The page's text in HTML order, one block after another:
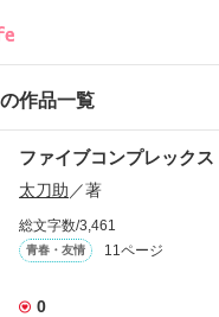
作品一覧
ファイブコンプレックス
太刀助 ／著
総文字数/3,461
青春・友情 11ページ
0